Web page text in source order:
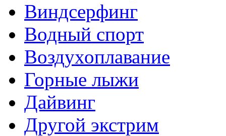
Виндсерфинг
Водный спорт
Воздухоплавание
Горные лыжи
Дайвинг
Другой экстрим